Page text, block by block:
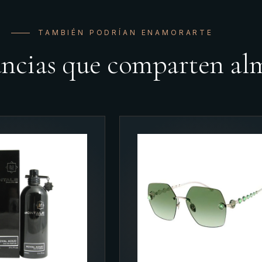
TAMBIÉN PODRÍAN ENAMORARTE
que comparten